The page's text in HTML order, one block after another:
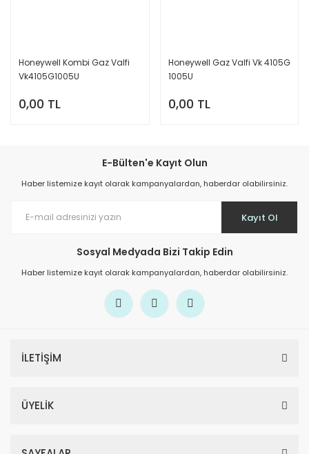
Honeywell Kombi Gaz Valfi
Vk4105G1005U
0,00 TL
Honeywell Gaz Valfi Vk 4105G
1005U
0,00 TL
E-Bülten'e Kayıt Olun
Haber listemize kayıt olarak kampanyalardan, haberdar olabilirsiniz.
Kayıt Ol
Sosyal Medyada Bizi Takip Edin
Haber listemize kayıt olarak kampanyalardan, haberdar olabilirsiniz.
İLETİŞİM
ÜYELİK